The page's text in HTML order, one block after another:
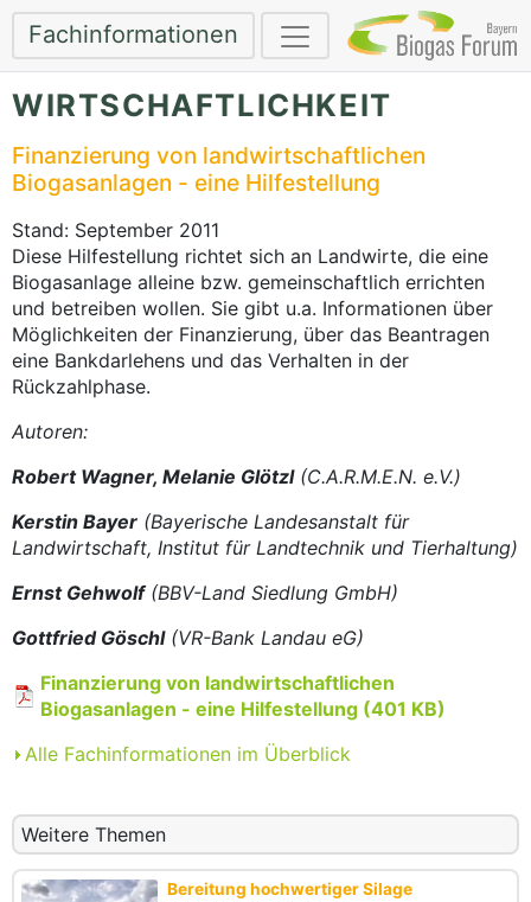
Fachinformationen
WIRTSCHAFTLICHKEIT
Finanzierung von landwirtschaftlichen
Biogasanlagen - eine Hilfestellung
Stand: September 2011
Diese Hilfestellung richtet sich an Landwirte, die eine
Biogasanlage alleine bzw. gemeinschaftlich errichten
und betreiben wollen. Sie gibt u.a. Informationen über
Möglichkeiten der Finanzierung, über das Beantragen
eine Bankdarlehens und das Verhalten in der
Rückzahlphase.
Autoren:
Robert Wagner, Melanie Glötzl(C.A.R.M.E.N. e.V.)
Kerstin Bayer (Bayerische Landesanstalt für
Landwirtschaft, Institut für Landtechnik und Tierhaltung)
Ernst Gehwolf(BBV-Land Siedlung GmbH)
Gottfried Göschl(VR-Bank Landau eG)
Finanzierung von landwirtschaftlichen
Biogasanlagen - eine Hilfestellung (401 KB)
Alle Fachinformationen im Überblick
Weitere Themen
Bereitung hochwertiger Silage